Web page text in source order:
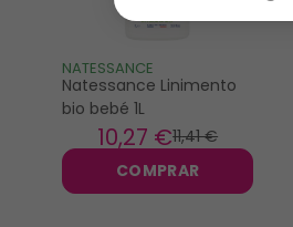
NATESSANCE
Natessance Linimento
bio bebé 1L
11,41 €
10,27 €
COMPRAR